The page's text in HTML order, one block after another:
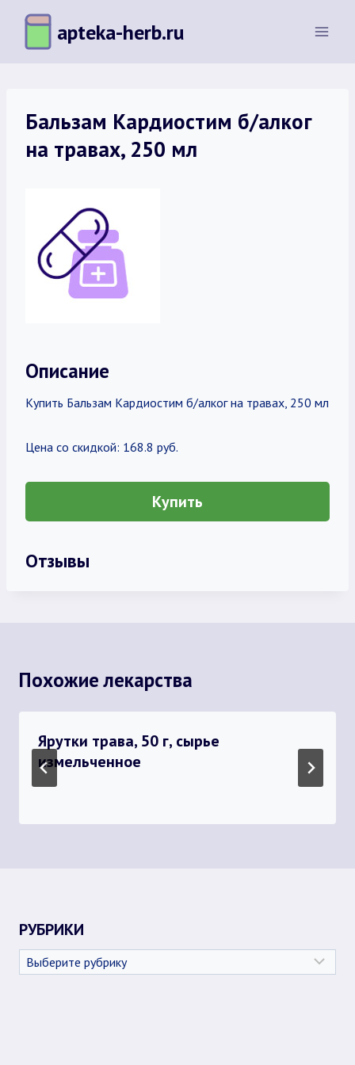
Перейти
содержимому
apteka-herb.ru
Бальзам Кардиостим б/алког
на травах, 250 мл
Описание
Купить Бальзам Кардиостим б/алког на травах, 250 мл
Цена со скидкой: 168.8 руб.
Купить
Отзывы
Похожие лекарства
Ярутки трава, 50 г, сырье
измельченное
РУБРИКИ
Рубрики